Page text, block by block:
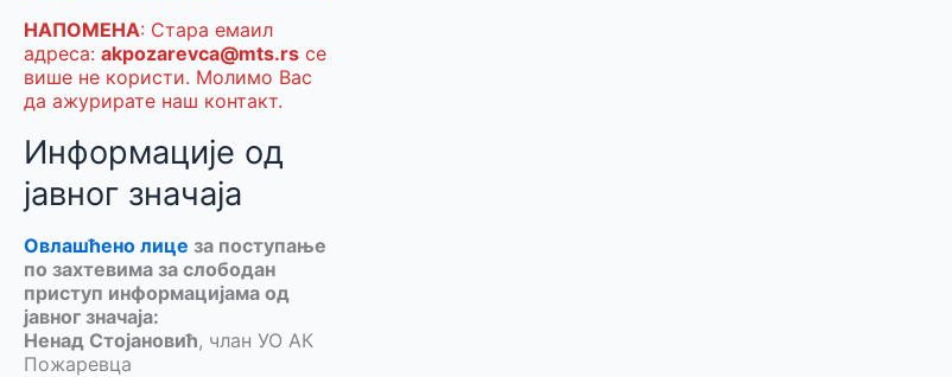
НАПОМЕНА: Стара емаил
адреса: akpozarevca@mts.rs се
више не користи. Молимо Вас
да ажурирате наш контакт.
Информације од
јавног значаја
Овлашћено лице за поступање
по захтевима за слободан
приступ информацијама од
јавног значаја:
Ненад Стојановић, члан УО АК
Пожаревца